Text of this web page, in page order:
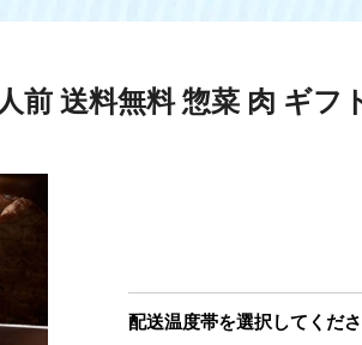
前 送料無料 惣菜 肉 ギフ
配送温度帯を選択してくだ